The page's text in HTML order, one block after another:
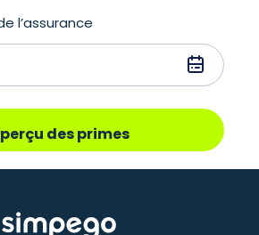
l’assurance
des primes